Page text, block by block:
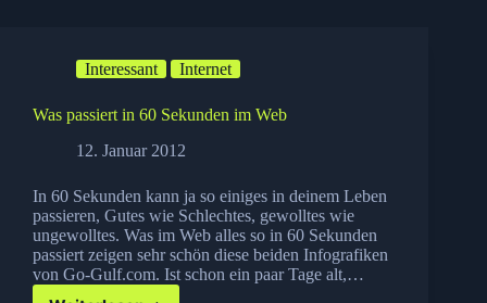
Interessant Internet
Was passiert in 60 Sekunden im Web
12. Januar 2012
In 60 Sekunden kann ja so einiges in deinem Leben
passieren, Gutes wie Schlechtes, gewolltes wie
ungewolltes. Was im Web alles so in 60 Sekunden
passiert zeigen sehr schön diese beiden Infografiken
von Go-Gulf.com. Ist schon ein paar Tage alt,…